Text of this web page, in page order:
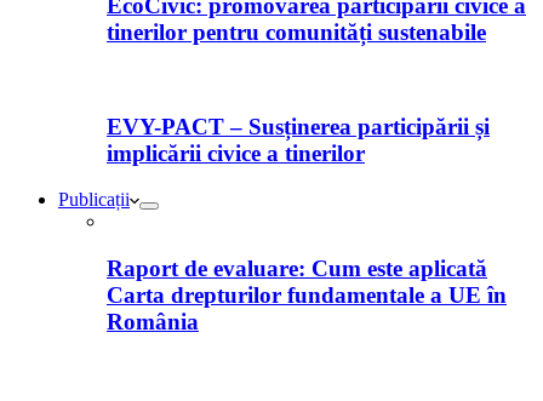
EcoCivic: promovarea participării civice a
tinerilor pentru comunități sustenabile
EVY-PACT – Susținerea participării și
implicării civice a tinerilor
Publicații
Raport de evaluare: Cum este aplicată
Carta drepturilor fundamentale a UE în
România